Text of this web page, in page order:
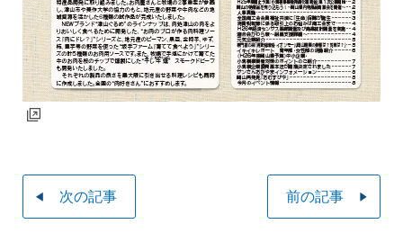
次の記事 前の記事